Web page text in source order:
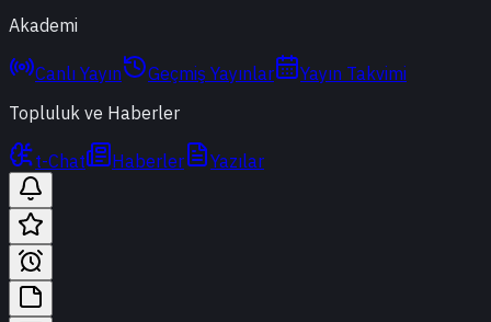
Akademi
Canlı Yayın Geçmiş Yayınlar
Yayın Takvimi
Topluluk ve Haberler
t-Chat Haberler Yazılar